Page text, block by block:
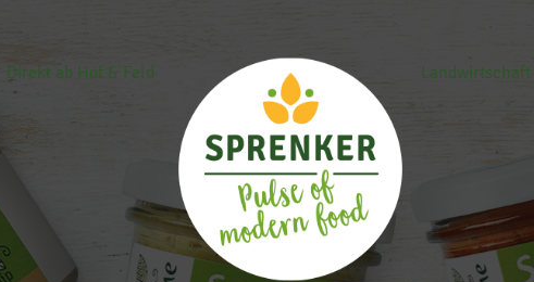
Direkt ab Hof & Feld Landwirtschaft